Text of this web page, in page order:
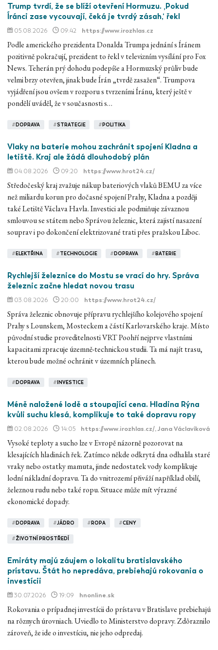
Trump tvrdí, že se blíží otevření Hormuzu. ‚Pokud
Íránci zase vycouvají, čeká je tvrdý zásah,‘ řekl
05.08.2026 09:42 https://www.irozhlas.cz
Podle amerického prezidenta Donalda Trumpa jednání s Íránem
pozitivně pokračují, prezident to řekl v televizním vysílání pro Fox
News. Teherán prý dohodu podepíše a Hormuzský průliv bude
velmi brzy otevřen, jinak bude Írán „tvrdě zasažen“. Trumpova
vyjádření jsou ovšem v rozporu s tvrzeními Íránu, který ještě v
pondělí uváděl, že v současnosti s…
# DOPRAVA #STRATEGIE # POLITIKA
Vlaky na baterie mohou zachránit spojení Kladna a
letiště. Kraj ale žádá dlouhodobý plán
04.08.2026 09:20 https://www.hrot24.cz/
Středočeský kraj zvažuje nákup bateriových vlaků BEMU za více
než miliardu korun pro dočasné spojení Prahy, Kladna a později
také Letiště Václava Havla. Investici ale podmiňuje závaznou
smlouvou se státem nebo Správou železnic, která zajistí nasazení
souprav i po dokončení elektrizované trati přes pražskou Liboc.
# ELEKTŘINA #TECHNOLOGIE # DOPRAVA # BATERIE
Rychlejší železnice do Mostu se vrací do hry. Správa
železnic začne hledat novou trasu
03.08.2026 20:00 https://www.hrot24.cz/
Správa železnic obnovuje přípravu rychlejšího kolejového spojení
Prahy s Lounskem, Mosteckem a částí Karlovarského kraje. Místo
původní studie proveditelnosti VRT Poohří nejprve vlastními
kapacitami zpracuje územně-technickou studii. Ta má najít trasu,
kterou bude možné ochránit v územních plánech.
# DOPRAVA # INVESTICE
Méně naložené lodě a stoupající cena. Hladina Rýna
kvůli suchu klesá, komplikuje to také dopravu ropy
02.08.2026 14:05 https://www.irozhlas.cz/, Jana Václavíková
Vysoké teploty a sucho lze v Evropě názorně pozorovat na
klesajících hladinách řek. Zatímco někde odkrytá dna odhalila staré
vraky nebo ostatky mamuta, jinde nedostatek vody komplikuje
lodní nákladní dopravu. Ta do vnitrozemí přiváží například obilí,
železnou rudu nebo také ropu. Situace může mít výrazné
ekonomické dopady.
# DOPRAVA #JÁDRO # ROPA #CENY
#ŽIVOTNÍ PROSTŘEDÍ
Emiráty majú záujem o lokalitu bratislavského
prístavu. Štát ho nepredáva, prebiehajú rokovania o
investícii
30.07.2026 19:09 hnonline.sk
Rokovania o prípadnej investícii do prístavu v Bratislave prebiehajú
na rôznych úrovniach. Uviedlo to Ministerstvo dopravy. Zdôraznilo
zároveň, že ide o investíciu, nie jeho odpredaj.